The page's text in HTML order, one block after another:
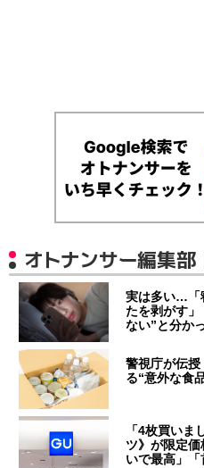
オトナンサー編集
実は多い…「
たを剥がす」
ない”と分か
警視庁が伝
る“意外な食
「4枚買いま
ツ》が限定
いで最高」